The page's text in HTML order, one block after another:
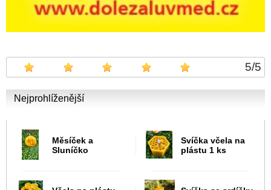
5/5
Nejprohlíženější
Měsíček a
Sluníčko
Svíčka včela na
plástu 1 ks